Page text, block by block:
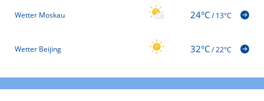
Wetter Moskau 24°C/13°C
Wetter Beijing 32°C/22°C